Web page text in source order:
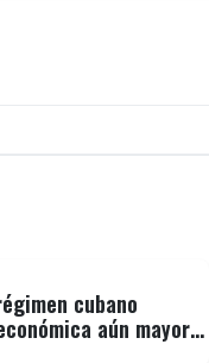
pública y a la
las leyes y reiteró,
en redes
cubano
aún mayor: